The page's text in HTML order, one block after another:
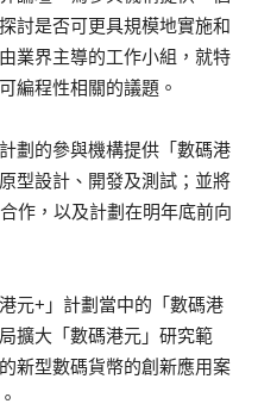
討是否可更具規模地實施和
業界主導的工作小組，就特
編程性相關的議題。
劃的參與機構提供「數碼港
型設計、開發及測試；並將
作，以及計劃在明年底前向
元+」計劃當中的「數碼港
擴大「數碼港元」研究範
新型數碼貨幣的創新應用案